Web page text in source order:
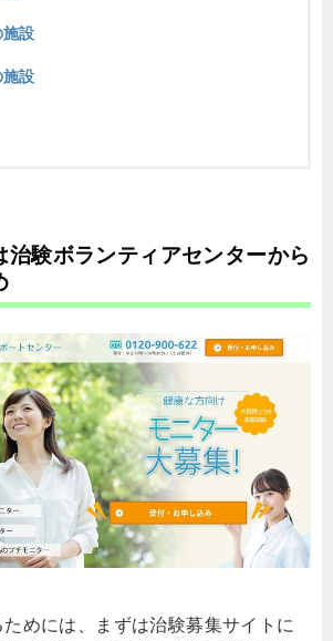
設
設
治験ボランティアセンターから
めには、まずは治験募集サイトに